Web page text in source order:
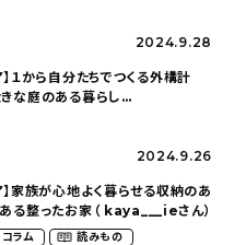
2024.9.28
】１から自分たちでつくる外構計
な庭のある暮らし
2024.9.26
】家族が心地よく暮らせる収納のあ
る整ったお家（ kaya___ieさん）
コラム 読みもの